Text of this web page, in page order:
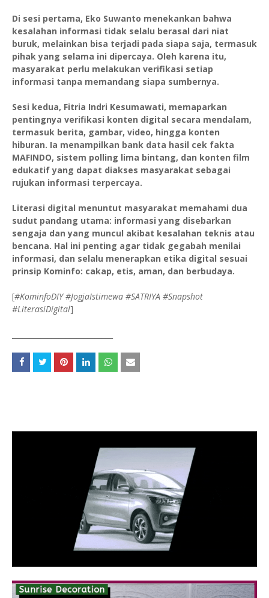
Di sesi pertama, Eko Suwanto menekankan bahwa
kesalahan informasi tidak selalu berasal dari niat
buruk, melainkan bisa terjadi pada siapa saja, termasuk
pihak yang selama ini dipercaya. Oleh karena itu,
masyarakat perlu melakukan verifikasi setiap
informasi tanpa memandang siapa sumbernya.
Sesi kedua, Fitria Indri Kesumawati, memaparkan
pentingnya verifikasi konten digital secara mendalam,
termasuk berita, gambar, video, hingga konten
hiburan. Ia menampilkan bank data hasil cek fakta
MAFINDO, sistem polling lima bintang, dan konten film
edukatif yang dapat diakses masyarakat sebagai
rujukan informasi terpercaya.
Literasi digital menuntut masyarakat memahami dua
sudut pandang utama: informasi yang disebarkan
sengaja dan yang muncul akibat kesalahan teknis atau
bencana. Hal ini penting agar tidak gegabah menilai
informasi, dan selalu menerapkan etika digital sesuai
prinsip Kominfo: cakap, etis, aman, dan berbudaya.
[#KominfoDIY #JogjaIstimewa #SATRIYA #Snapshot
#LiterasiDigital]